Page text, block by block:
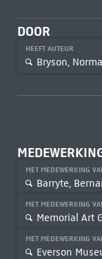
DOOR
HEEFT AUTEUR
Bryson,
MET MEDEWERKING
Barryte,
MET MEDEWERKING
Memorial Art
MET MEDEWERKING
Everson